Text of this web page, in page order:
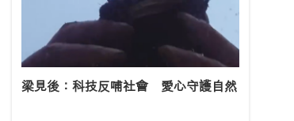
梁見後：科技反哺社會 愛心守護自然